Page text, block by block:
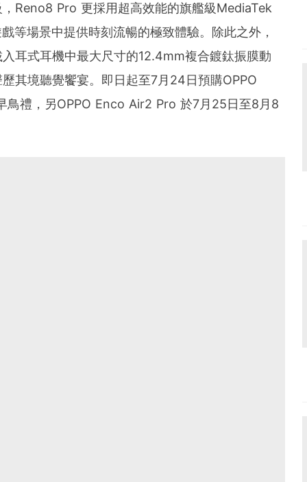
Reno8 Pro 更採用超高效能的旗艦級MediaTek
等場景中提供時刻流暢的極致體驗。除此之外，
耳式耳機中最大尺寸的12.4mm複合鍍鈦振膜動
其境聽覺饗宴。即日起至7月24日預購OPPO
鳥禮，另OPPO Enco Air2 Pro 於7月25日至8月8